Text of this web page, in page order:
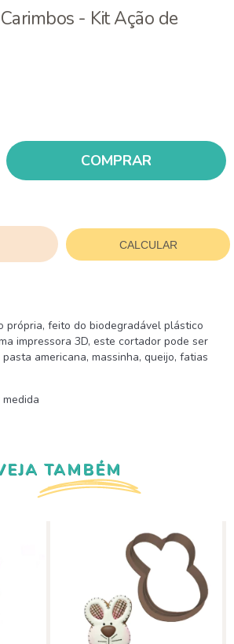
- Kit Ação de
CALCULAR
própria, feito do biodegradável plástico
impressora 3D, este cortador pode ser
americana, massinha, queijo, fatias
TAMBÉM